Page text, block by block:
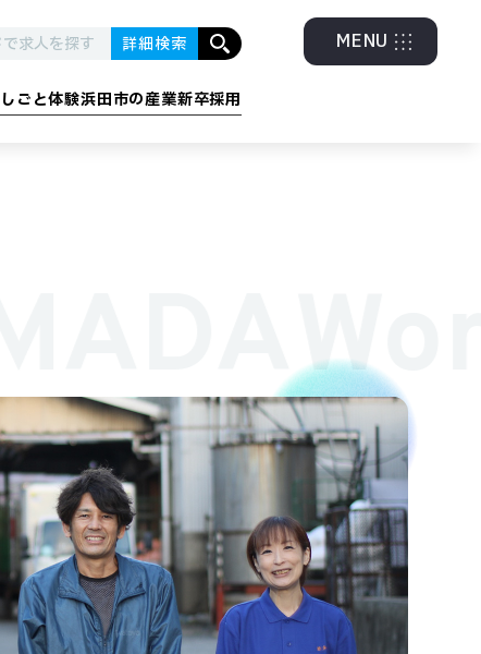
詳細検索 MENU
しごと体験浜田市の産業新卒採用